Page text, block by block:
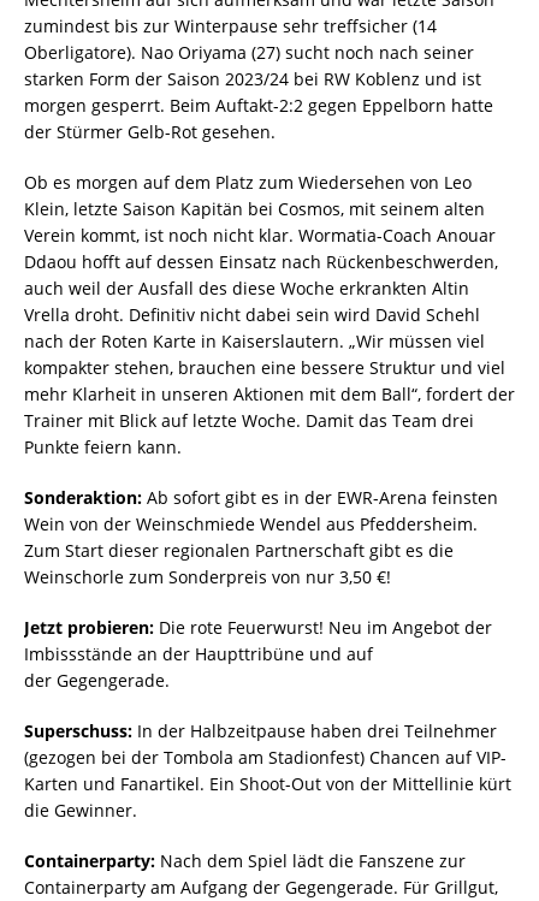
zumindest bis zur Winterpause sehr treffsicher (14
Oberligatore). Nao Oriyama (27) sucht noch nach seiner
starken Form der Saison 2023/24 bei RW Koblenz und ist
morgen gesperrt. Beim Auftakt-2:2 gegen Eppelborn hatte
der Stürmer Gelb-Rot gesehen.
Ob es morgen auf dem Platz zum Wiedersehen von Leo
Klein, letzte Saison Kapitän bei Cosmos, mit seinem alten
Verein kommt, ist noch nicht klar. Wormatia-Coach Anouar
Ddaou hofft auf dessen Einsatz nach Rückenbeschwerden,
auch weil der Ausfall des diese Woche erkrankten Altin
Vrella droht. Definitiv nicht dabei sein wird David Schehl
nach der Roten Karte in Kaiserslautern. „Wir müssen viel
kompakter stehen, brauchen eine bessere Struktur und viel
mehr Klarheit in unseren Aktionen mit dem Ball“, fordert der
Trainer mit Blick auf letzte Woche. Damit das Team drei
Punkte feiern kann.
Sonderaktion: Ab sofort gibt es in der EWR-Arena feinsten
Wein von der Weinschmiede Wendel aus Pfeddersheim.
Zum Start dieser regionalen Partnerschaft gibt es die
Weinschorle zum Sonderpreis von nur 3,50 €!
Jetzt probieren: Die rote Feuerwurst! Neu im Angebot der
Imbissstände an der Haupttribüne und auf
der Gegengerade.
Superschuss: In der Halbzeitpause haben drei Teilnehmer
(gezogen bei der Tombola am Stadionfest) Chancen auf VIP-
Karten und Fanartikel. Ein Shoot-Out von der Mittellinie kürt
die Gewinner.
Containerparty: Nach dem Spiel lädt die Fanszene zur
Containerparty am Aufgang der Gegengerade. Für Grillgut,